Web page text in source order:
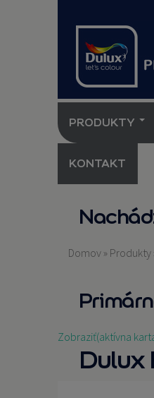
PRODUKTY
KONTAKT
Domov » Produkty
Zobraziť(aktívna
Dulux